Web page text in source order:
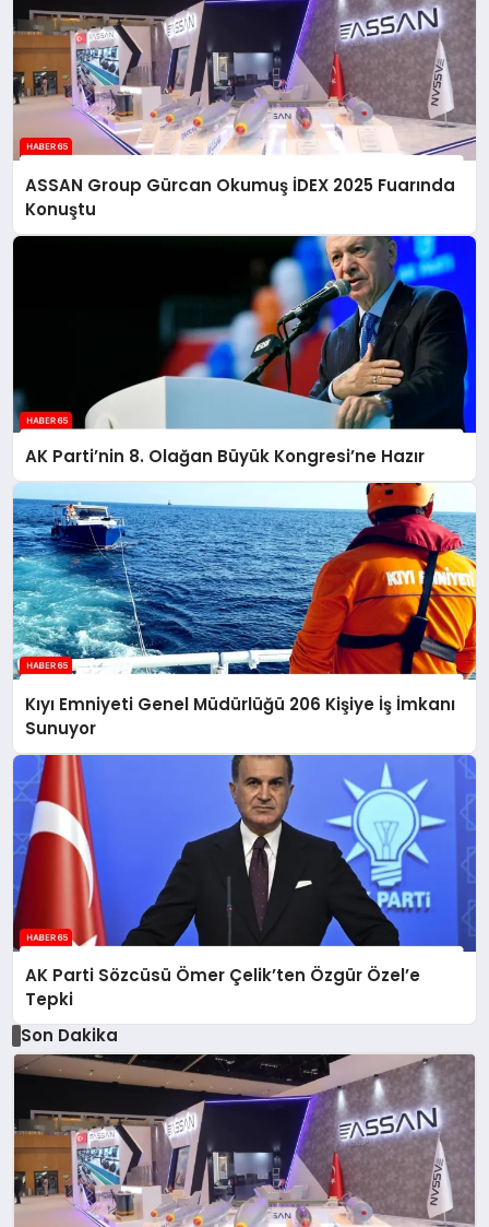
ASSAN Group Gürcan Okumuş İDEX 2025 Fuarında
Konuştu
AK Parti’nin 8. Olağan Büyük Kongresi’ne Hazır
Kıyı Emniyeti Genel Müdürlüğü 206 Kişiye İş İmkanı
Sunuyor
AK Parti Sözcüsü Ömer Çelik’ten Özgür Özel’e
Tepki
Son Dakika